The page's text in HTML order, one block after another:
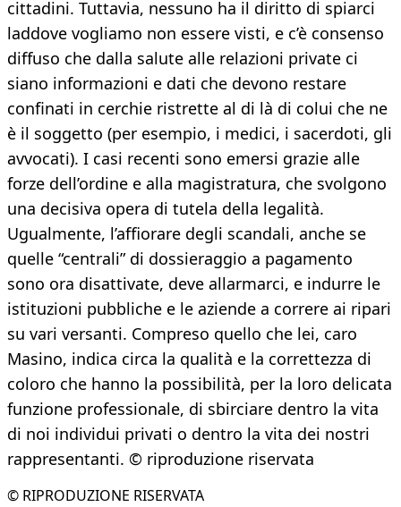
cittadini. Tuttavia, nessuno ha il diritto di spiarci
laddove vogliamo non essere visti, e c’è consenso
diffuso che dalla salute alle relazioni private ci
siano informazioni e dati che devono restare
confinati in cerchie ristrette al di là di colui che ne
è il soggetto (per esempio, i medici, i sacerdoti, gli
avvocati). I casi recenti sono emersi grazie alle
forze dell’ordine e alla magistratura, che svolgono
una decisiva opera di tutela della legalità.
Ugualmente, l’affiorare degli scandali, anche se
quelle “centrali” di dossieraggio a pagamento
sono ora disattivate, deve allarmarci, e indurre le
istituzioni pubbliche e le aziende a correre ai ripari
su vari versanti. Compreso quello che lei, caro
Masino, indica circa la qualità e la correttezza di
coloro che hanno la possibilità, per la loro delicata
funzione professionale, di sbirciare dentro la vita
di noi individui privati o dentro la vita dei nostri
rappresentanti. © riproduzione riservata
© RIPRODUZIONE RISERVATA